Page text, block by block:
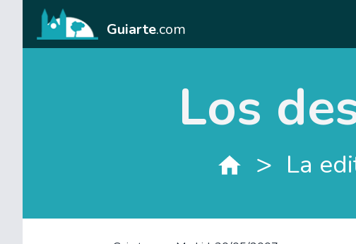
Guiarte.com
Los
> La